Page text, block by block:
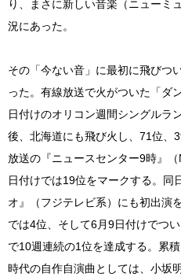
り、まさに新しい音楽（ニューミ
況にあった。
その「今ない音」に最初に飛びつ
った。有線放送で火がついた「ダ
日付けのオリコン週間シングルラ
後、北海道にも飛び火し、71位、
放送の『ニュースセンター9時』
日付けでは19位をマークする。同
オ』（フジテレビ系）にも初出演
では4位、そして6月9日付けでつ
で10週連続の1位を達成する。累
時代の自作自演曲としては、小坂